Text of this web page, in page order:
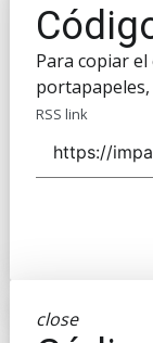
Para copiar el
RSS link
close